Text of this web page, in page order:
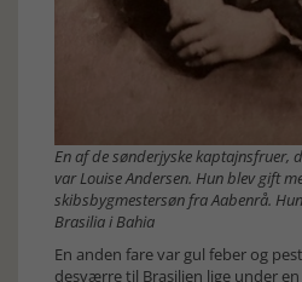
En af de sønderjyske kaptajnsfruer,
var Louise Andersen. Hun blev gift
skibsbygmestersøn fra Aabenrå.
Brasilia i Bahia
En anden fare var gul feber og
desværre til Brasilien lige under